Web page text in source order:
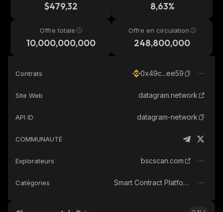
$479,32 8,63%
Offre totale
10,000,000,000
Offre en circulation
248,800,000
Contrats 0x49c...ee59
Site Web datagram.network
API ID datagram-network
COMMUNAUTÉ
Explorateurs bscscan.com
Catégories Smart Contract Platform